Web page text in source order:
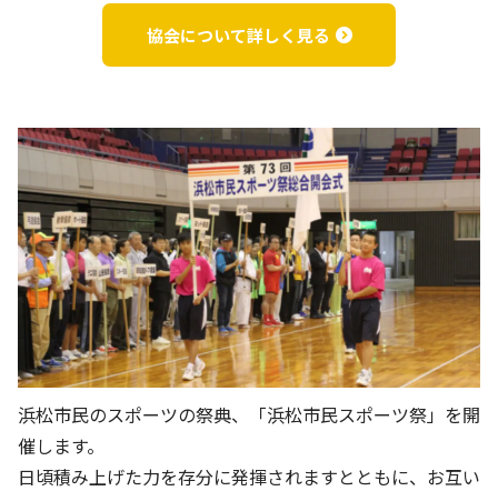
高薗ゲートボール場 雄踏総合体育館
雄踏グラウンド 馬郡運動広場
協会について詳しく見る
浜松市民のスポーツの祭典、「浜松市民スポーツ祭」を開
催します。
日頃積み上げた力を存分に発揮されますとともに、お互い